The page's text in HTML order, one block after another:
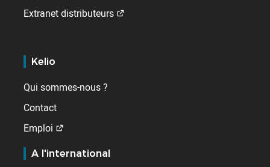
Extranet distributeurs
Kelio
Qui sommes-nous ?
Contact
Emploi
A l'international